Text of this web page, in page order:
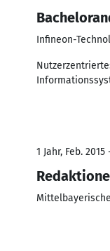
Infineon-
1 Jahr, Feb. 2015